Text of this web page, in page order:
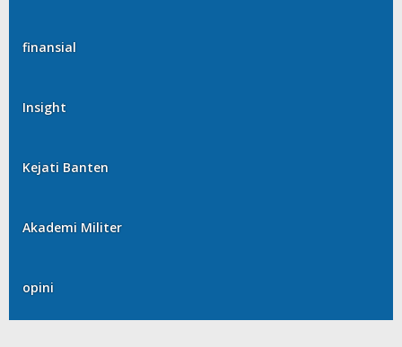
finansial
Insight
Kejati Banten
Akademi Militer
opini